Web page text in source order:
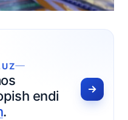
endi
.